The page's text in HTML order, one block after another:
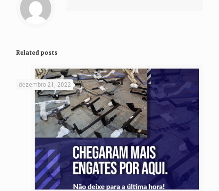
Related posts
dezembro 21, 2022